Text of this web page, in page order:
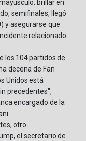
brillar en
semifinales, llegó
y asegurarse que
relacionado
los 104 partidos de
decena de Fan
Unidos está
precedentes",
encargado de la
otro
el secretario de